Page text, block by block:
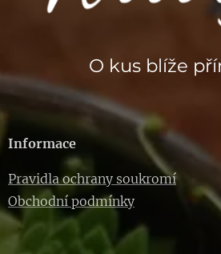
O kus blíže
Informace
Pravidla ochrany soukromí
Obchodní podmínky